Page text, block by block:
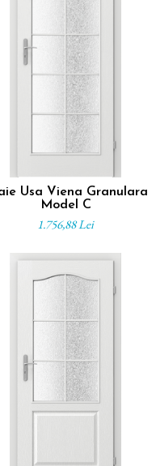
Usa Viena Granulara
Model C
1.756,88 Lei